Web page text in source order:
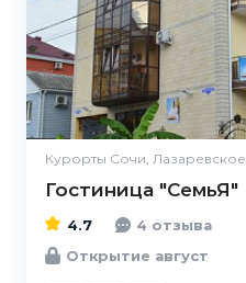
Курорты Сочи, Лазаревское
Гостиница "СемьЯ"
4.7
4 отзыва
Открытие август